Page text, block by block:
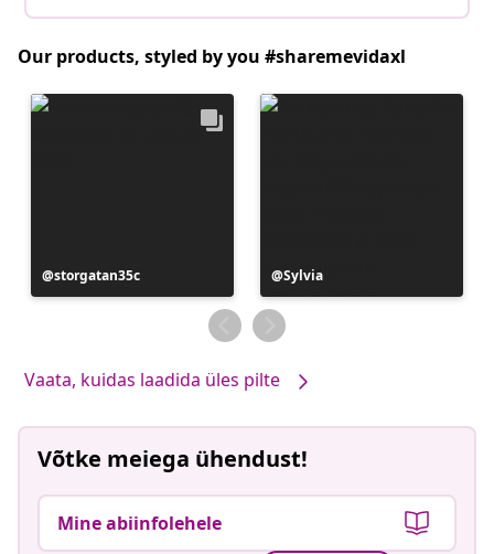
Our products, styled by you #sharemevidaxl
Postitus
avaldatud
storgatan35c
Postitus
avaldatud
Sylvia
Vaata, kuidas laadida üles pilte
Võtke meiega ühendust!
Mine abiinfolehele